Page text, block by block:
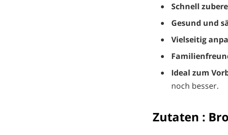
Schnell
Gesund und
Vielseitig
Ideal zum
noch besser.
Zutaten :